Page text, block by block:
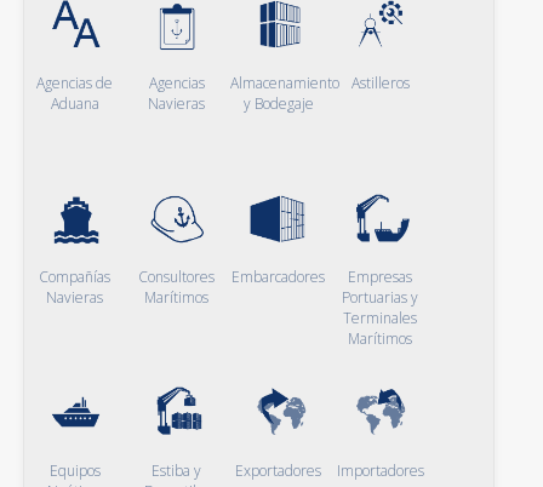
Agencias de
Aduana
Agencias
Navieras
Almacenamiento
y Bodegaje
Astilleros
Compañías
Navieras
Consultores
Marítimos
Embarcadores
Empresas
Portuarias y
Terminales
Marítimos
Equipos
Estiba y
Exportadores Importadores